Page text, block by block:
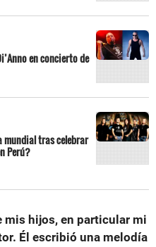
en concierto de
mundial tras celebrar
Perú?
mis hijos, en particular mi
Él escribió una melodía